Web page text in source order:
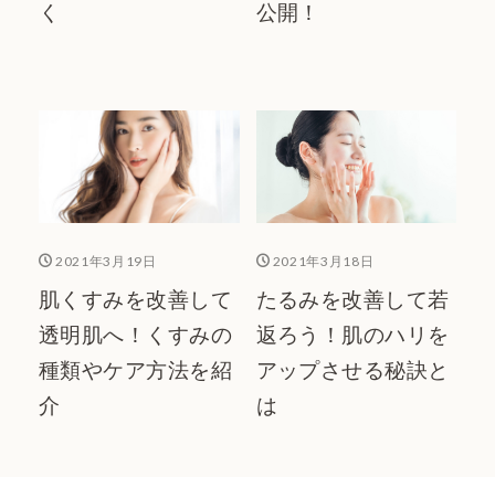
く
公開！
2021年3月19日
肌くすみを改善して
透明肌へ！くすみの
種類やケア方法を紹
介
2021年3月18日
たるみを改善して若
返ろう！肌のハリを
アップさせる秘訣と
は